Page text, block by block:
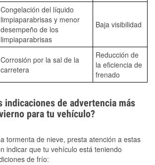
Congelación del líquido
limpiaparabrisas y menor
desempeño de los
limpiaparabrisas
Baja visibilidad
Corrosión por la sal de la
carretera
Reducción de
la eficiencia de
frenado
indicaciones de advertencia más
para tu vehículo?
tormenta de nieve, presta atención a estas
indicar que tu vehículo está teniendo
de frío: